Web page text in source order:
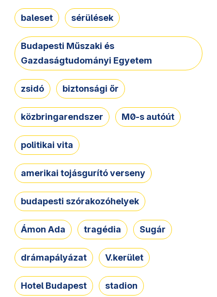
baleset sérülések
Budapesti Műszaki és
Gazdaságtudományi Egyetem
zsidó biztonsági őr
közbringarendszer M0-s autóút
politikai vita
amerikai tojásgurító verseny
budapesti szórakozóhelyek
Ámon Ada tragédia Sugár
drámapályázat V.kerület
Hotel Budapest stadion